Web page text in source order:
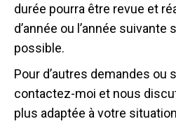
durée pourra être revue et
d’année ou l’année
possible.
Pour d’autres demandes ou
contactez-moi et nous
plus adaptée à votre